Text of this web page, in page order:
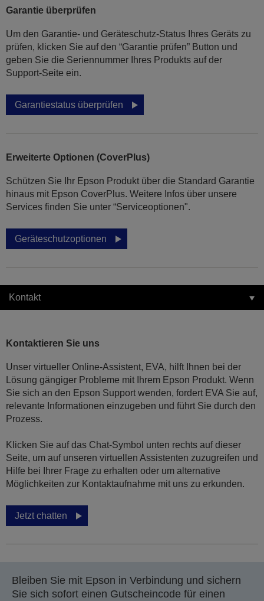
Garantie überprüfen
Um den Garantie- und Geräteschutz-Status Ihres Geräts zu
prüfen, klicken Sie auf den “Garantie prüfen” Button und
geben Sie die Seriennummer Ihres Produkts auf der
Support-Seite ein.
Garantiestatus überprüfen
Erweiterte Optionen (CoverPlus)
Schützen Sie Ihr Epson Produkt über die Standard Garantie
hinaus mit Epson CoverPlus. Weitere Infos über unsere
Services finden Sie unter “Serviceoptionen".
Geräteschutzoptionen
Kontakt
Kontaktieren Sie uns
Unser virtueller Online-Assistent, EVA, hilft Ihnen bei der
Lösung gängiger Probleme mit Ihrem Epson Produkt. Wenn
Sie sich an den Epson Support wenden, fordert EVA Sie auf,
relevante Informationen einzugeben und führt Sie durch den
Prozess.
Klicken Sie auf das Chat-Symbol unten rechts auf dieser
Seite, um auf unseren virtuellen Assistenten zuzugreifen und
Hilfe bei Ihrer Frage zu erhalten oder um alternative
Möglichkeiten zur Kontaktaufnahme mit uns zu erkunden.
Jetzt chatten
Bleiben Sie mit Epson in Verbindung und sichern
Sie sich sofort einen Gutscheincode für einen